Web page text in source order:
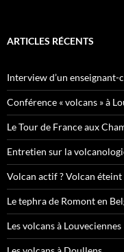
ARTICLES RÉCENTS
Interview d’un enseignant-
Conférence « volcans » à
Le Tour de France aux
Entretien sur la
Volcan actif ? Volcan éteint
Le tephra de Romont en
Les volcans à Louveciennes